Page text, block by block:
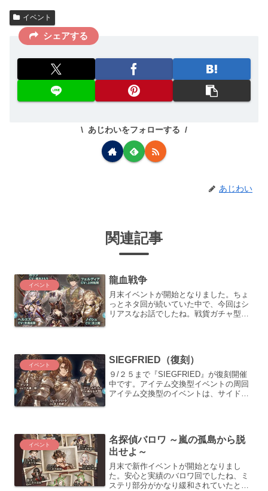
イベント
シェアする
あじわいをフォローする
あじわい
関連記事
イベント 龍血戦争
月末イベントが開始となりました。ちょ
っとネタ回が続いていた中で、今回はシ
リアスなお話でしたね。戦貨ガチャ型イ
イベント SIEGFRIED（復刻）
９/２５まで『SIEGFRIED』が復刻開催
中です。アイテム交換型イベントの周回
アイテム交換型のイベントは、サイドス
イベント
名探偵バロワ ～嵐の孤島から脱
出せよ～
月末で新作イベントが開始となりまし
た。安心と実績のバロワ回でしたね、ミ
ステリ部分がかなり緩和されていたとい